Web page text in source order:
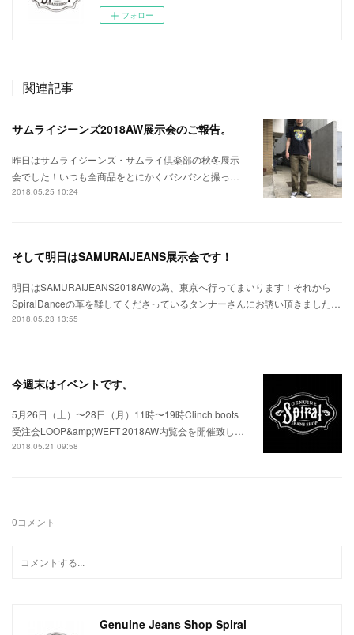
フォロー
関連記事
サムライジーンズ2018AW展示会のご報告。
昨日はサムライジーンズ・サムライ倶楽部の秋冬展示
会でした！いつも全商品をとにかくバシバシと撮っ…
2018.05.25 10:24
そして明日はSAMURAIJEANS展示会です！
明日はSAMURAIJEANS2018AWの為、東京へ行ってまいります！それから
SpiralDanceの革を鞣してくださっているタンナーさんにお誘い頂きました…
2018.05.23 13:55
今週末はイベントです。
5月26日（土）〜28日（月）11時〜19時Clinch boots
受注会LOOP&amp;WEFT 2018AW内覧会を開催致し…
2018.05.21 09:58
0コメント
Genuine Jeans Shop Spiral